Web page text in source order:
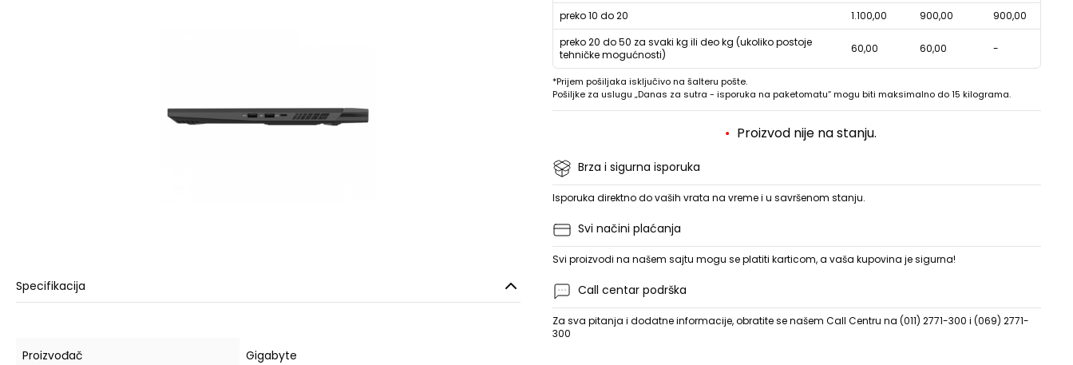
Specifikacija
Proizvođač Gigabyte
preko 10 do 20
1.100,00 900,00
900,00
preko 20 do 50 za svaki kg ili deo kg (ukoliko postoje
tehničke mogućnosti)
60,00 60,00 -
*Prijem pošiljaka isključivo na šalteru pošte.
Pošiljke za uslugu „Danas za sutra - isporuka na paketomatu“ mogu biti maksimalno do 15 kilograma.
Proizvod nije na stanju.
Brza i sigurna isporuka
Isporuka direktno do vaših vrata na vreme i u savršenom stanju.
Svi načini plaćanja
Svi proizvodi na našem sajtu mogu se platiti karticom, a vaša kupovina je sigurna!
Call centar podrška
Za sva pitanja i dodatne informacije, obratite se našem Call Centru na (011) 2771-300 i (069) 2771-
300